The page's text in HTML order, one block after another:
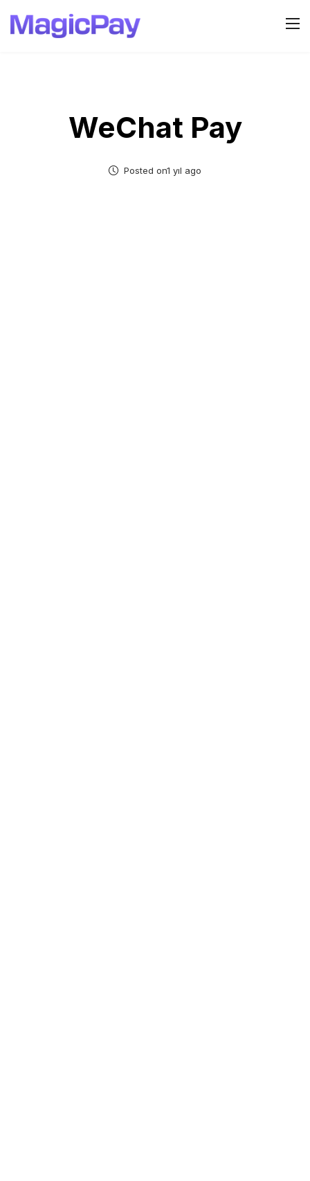
WeChat Pay
Posted on1 yıl ago